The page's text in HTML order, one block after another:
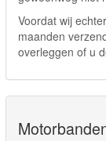
Voordat wij
maanden
overleggen of u